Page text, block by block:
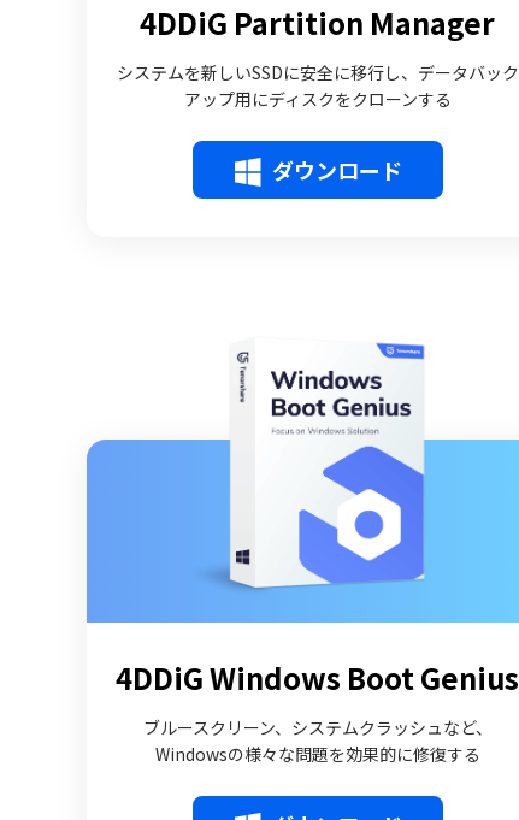
4DDiG Partition Manager
システムを新しいSSDに安全に移行し、データバック
アップ用にディスクをクローンする
ダウンロード
4DDiG Windows Boot Genius
ブルースクリーン、システムクラッシュなど、
Windowsの様々な問題を効果的に修復する